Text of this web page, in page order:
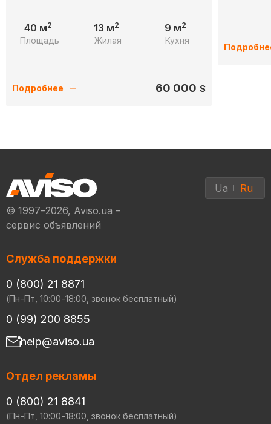
40 м2
Площадь
13 м2
Жилая
9 м2
Кухня
Подробнее 60 000 $
© 1997–2026, Aviso.ua –
сервис объявлений
Ua Ru
Служба поддержки
0 (800) 21 8871
(Пн-Пт, 10:00-18:00, звонок бесплатный)
0 (99) 200 8855
help@aviso.ua
Отдел рекламы
0 (800) 21 8841
(Пн-Пт, 10:00-18:00, звонок бесплатный)